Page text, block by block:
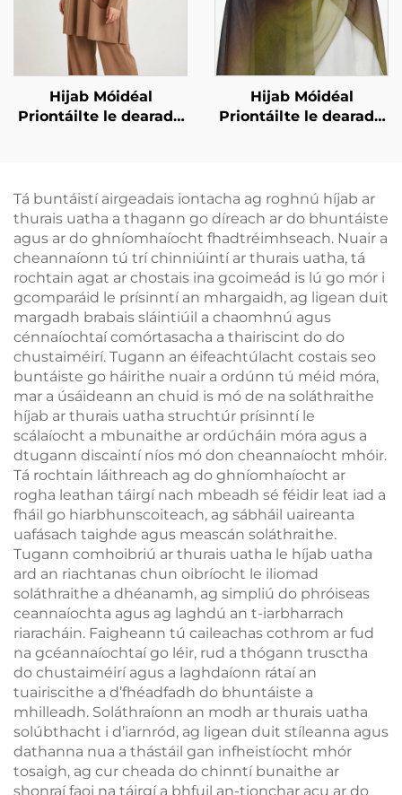
Hijab Móidéal
Priontáilte le dearadh
Hijab Móidéal
Priontáilte le dearadh
Tá buntáistí airgeadais iontacha ag roghnú híjab ar
thurais uatha a thagann go díreach ar do bhuntáiste
agus ar do ghníomhaíocht fhadtréimhseach. Nuair a
cheannaíonn tú trí chinniúintí ar thurais uatha, tá
rochtain agat ar chostais ina gcoimeád is lú go mór i
gcomparáid le prísinntí an mhargaidh, ag ligean duit
margadh brabais sláintiúil a chaomhnú agus
cénnaíochtaí comórtasacha a thairiscint do do
chustaiméirí. Tugann an éifeachtúlacht costais seo
buntáiste go háirithe nuair a ordúnn tú méid móra,
mar a úsáideann an chuid is mó de na soláthraithe
híjab ar thurais uatha struchtúr prísinntí le
scálaíocht a mbunaithe ar ordúcháin móra agus a
dtugann discaintí níos mó don cheannaíocht mhóir.
Tá rochtain láithreach ag do ghníomhaíocht ar
rogha leathan táirgí nach mbeadh sé féidir leat iad a
fháil go hiarbhunscoiteach, ag sábháil uaireanta
uafásach taighde agus meascán soláthraithe.
Tugann comhoibriú ar thurais uatha le híjab uatha
ard an riachtanas chun oibríocht le iliomad
soláthraithe a dhéanamh, ag simpliú do phróiseas
ceannaíochta agus ag laghdú an t-iarbharrach
riaracháin. Faigheann tú caileachas cothrom ar fud
na gcéannaíochtaí go léir, rud a thógann trusctha
do chustaiméirí agus a laghdaíonn rátaí an
tuairiscithe a d’fhéadfadh do bhuntáiste a
mhilleadh. Soláthraíonn an modh ar thurais uatha
solúbthacht i d’iarnród, ag ligean duit stíleanna agus
dathanna nua a thástáil gan infheistíocht mhór
tosaigh, ag cur cheada do chinntí bunaithe ar
shonraí faoi na táirgí a bhfuil an-tionchar acu ar do